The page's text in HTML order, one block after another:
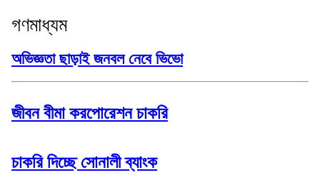
গণমাধ্যম
অভিজ্ঞতা ছাড়াই জনবল নেবে ভিভো
জীবন বীমা করপোরেশন চাকরি
চাকরি দিচ্ছে সোনালী ব্যাংক